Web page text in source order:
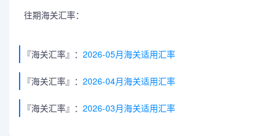
往期海关汇率：
『海关汇率』： 2026-05月海关适用汇率
『海关汇率』： 2026-04月海关适用汇率
『海关汇率』： 2026-03月海关适用汇率